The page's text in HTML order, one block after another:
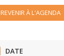
REVENIR À L'AGENDA
DATE